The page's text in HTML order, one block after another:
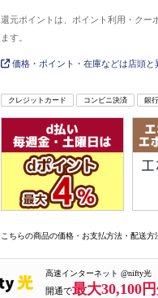
還元ポイントは、ポイント利用・クー
ます。
価格・ポイント・在庫などは店頭と
クレジットカード コンビニ決済 銀
こちらの商品の価格・お支払方法・配送
高速インターネット @nifty光
開通で最大30,100